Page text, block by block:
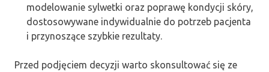
modelowanie sylwetki oraz poprawę kondycji skóry,
dostosowywane indywidualnie do potrzeb pacjenta
i przynoszące szybkie rezultaty.
Przed podjęciem decyzji warto skonsultować się ze